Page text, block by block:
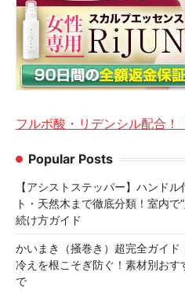
フルボ酸・リデンシル配合！
Popular Posts
【アシストステッパー】ハンド
ト・天然木まで徹底分類！室内で
続け方ガイド
かいまき（掻巻き）超完全ガイド
冷えを根こそぎ防ぐ！素材別おす
で